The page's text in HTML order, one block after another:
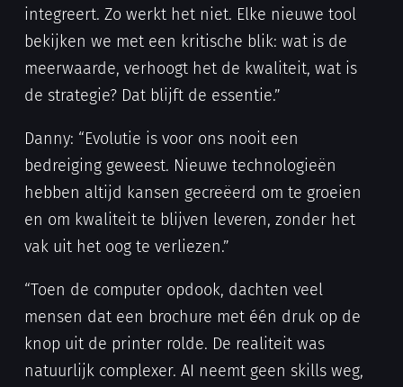
integreert. Zo werkt het niet. Elke nieuwe tool
bekijken we met een kritische blik: wat is de
meerwaarde, verhoogt het de kwaliteit, wat is
de strategie? Dat blijft de essentie.”
Danny: “Evolutie is voor ons nooit een
bedreiging geweest. Nieuwe technologieën
hebben altijd kansen gecreëerd om te groeien
en om kwaliteit te blijven leveren, zonder het
vak uit het oog te verliezen.”
“Toen de computer opdook, dachten veel
mensen dat een brochure met één druk op de
knop uit de printer rolde. De realiteit was
natuurlijk complexer. AI neemt geen skills weg,